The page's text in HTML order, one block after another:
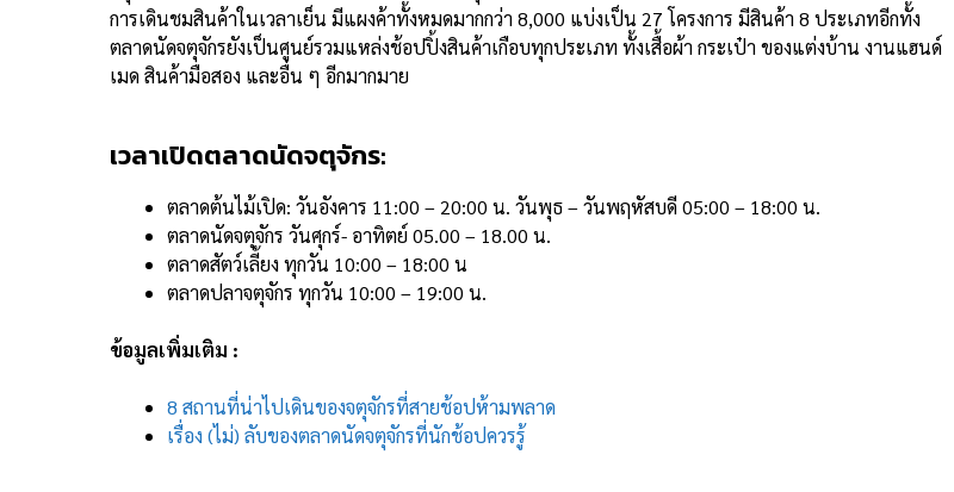
การเดินชมสินค้าในเวลาเย็น มีแผงค้าทั้งหมดมากกว่า 8,000 แบ่งเป็น 27 โครงการ มีสินค้า 8 ประเภทอีกทั้ง
ตลาดนัดจตุจักรยังเป็นศูนย์รวมแหล่งช้อปปิ้งสินค้าเกือบทุกประเภท ทั้งเสื้อผ้า กระเป๋า ของแต่งบ้าน งานแฮนด์
เมด สินค้ามือสอง และอื่น ๆ อีกมากมาย
เวลาเปิดตลาดนัดจตุจักร:
ตลาดต้นไม้เปิด: วันอังคาร 11:00 – 20:00 น. วันพุธ – วันพฤหัสบดี 05:00 – 18:00 น.
ตลาดนัดจตุจักร วันศุกร์- อาทิตย์ 05.00 – 18.00 น.
ตลาดสัตว์เลี้ยง ทุกวัน 10:00 – 18:00 น
ตลาดปลาจตุจักร ทุกวัน 10:00 – 19:00 น.
ข้อมูลเพิ่มเติม :
8 สถานที่น่าไปเดินของจตุจักรที่สายช้อปห้ามพลาด
เรื่อง (ไม่) ลับของตลาดนัดจตุจักรที่นักช้อปควรรู้